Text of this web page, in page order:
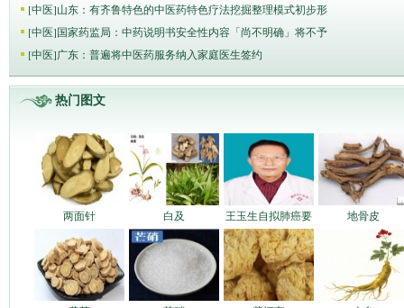
[中医]山东：有齐鲁特色的中医药特色疗法挖掘整理模式初步形
[中医]国家药监局：中药说明书安全性内容「尚不明确」将不予
[中医]广东：普遍将中医药服务纳入家庭医生签约
热门图文
两面针 白及 王玉生自拟肺癌要 地骨皮